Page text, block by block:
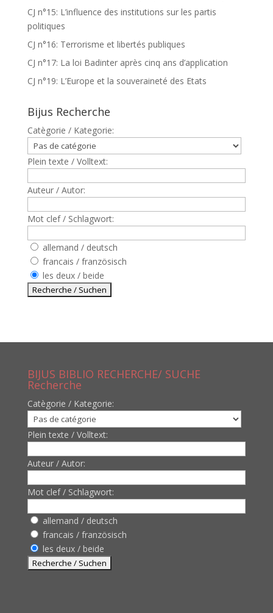
CJ n°15: L’influence des institutions sur les partis
politiques
CJ n°16: Terrorisme et libertés publiques
CJ n°17: La loi Badinter après cinq ans d’application
CJ n°19: L’Europe et la souveraineté des Etats
Bijus Recherche
Catègorie / Kategorie:
Plein texte / Volltext:
Auteur / Autor:
Mot clef / Schlagwort:
allemand / deutsch
francais / französisch
les deux / beide
BIJUS BIBLIO RECHERCHE/ SUCHE
Recherche
Catègorie / Kategorie:
Plein texte / Volltext:
Auteur / Autor:
Mot clef / Schlagwort:
allemand / deutsch
francais / französisch
les deux / beide